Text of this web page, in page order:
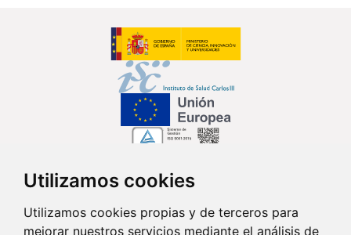
Utilizamos cookies
Utilizamos cookies propias y de terceros para
mejorar nuestros servicios mediante el análisis de
Síguenos en...